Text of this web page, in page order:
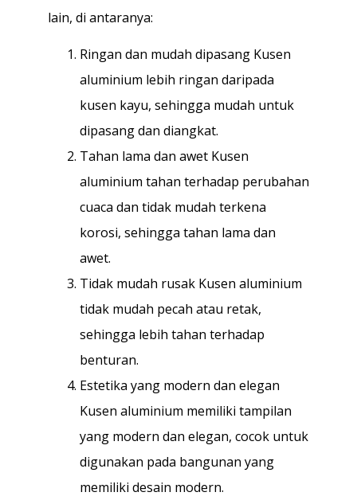
lain, di antaranya:
Ringan dan mudah dipasang Kusen
aluminium lebih ringan daripada
kusen kayu, sehingga mudah untuk
dipasang dan diangkat.
Tahan lama dan awet Kusen
aluminium tahan terhadap perubahan
cuaca dan tidak mudah terkena
korosi, sehingga tahan lama dan
awet.
Tidak mudah rusak Kusen aluminium
tidak mudah pecah atau retak,
sehingga lebih tahan terhadap
benturan.
Estetika yang modern dan elegan
Kusen aluminium memiliki tampilan
yang modern dan elegan, cocok untuk
digunakan pada bangunan yang
memiliki desain modern.